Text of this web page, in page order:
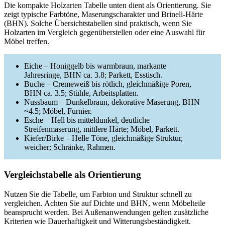
Die kompakte Holzarten Tabelle unten dient als Orientierung. Sie
zeigt typische Farbtöne, Maserungscharakter und Brinell-Härte
(BHN). Solche Übersichtstabellen sind praktisch, wenn Sie
Holzarten im Vergleich gegenüberstellen oder eine Auswahl für
Möbel treffen.
Eiche – Honiggelb bis warmbraun, markante
Jahresringe, BHN ca. 3.8; Parkett, Esstisch.
Buche – Cremeweiß bis rötlich, gleichmäßige Poren,
BHN ca. 3.5; Stühle, Arbeitsplatten.
Nussbaum – Dunkelbraun, dekorative Maserung, BHN
~4.5; Möbel, Furnier.
Esche – Hell bis mitteldunkel, deutliche
Streifenmaserung, mittlere Härte; Möbel, Parkett.
Kiefer/Birke – Helle Töne, gleichmäßige Struktur,
weicher; Schränke, Rahmen.
Vergleichstabelle als Orientierung
Nutzen Sie die Tabelle, um Farbton und Struktur schnell zu
vergleichen. Achten Sie auf Dichte und BHN, wenn Möbelteile
beansprucht werden. Bei Außenanwendungen gelten zusätzliche
Kriterien wie Dauerhaftigkeit und Witterungsbeständigkeit.